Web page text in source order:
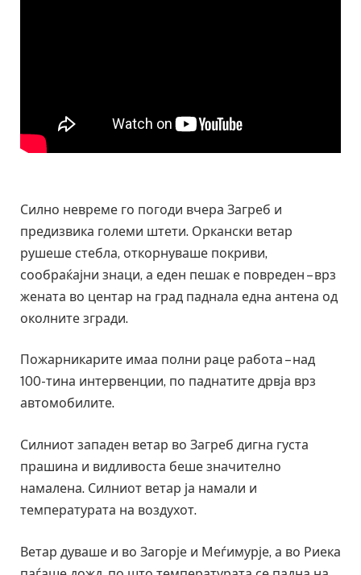
Силно невреме го погоди вчера Загреб и
предизвика големи штети. Оркански ветар
рушеше стебла, откорнуваше покриви,
сообраќајни знаци, а еден пешак е повреден – врз
жената во центар на град паднала една антена од
околните згради.
Пожарникарите имаа полни раце работа – над
100-тина интервенции, по паднатите дрвја врз
автомобилите.
Силниот западен ветар во Загреб дигна густа
прашина и видливоста беше значително
намалена. Силниот ветар ја намали и
температурата на воздухот.
Ветар дуваше и во Загорје и Меѓимурје, а во Риека